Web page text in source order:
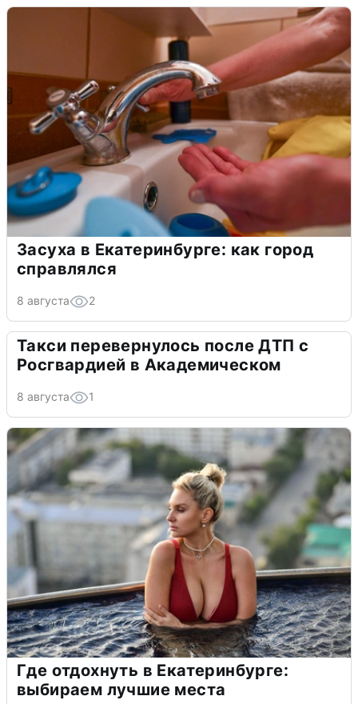
Засуха в Екатеринбурге: как город
справлялся
8 августа 2
Такси перевернулось после ДТП с
Росгвардией в Академическом
8 августа 1
Где отдохнуть в Екатеринбурге:
выбираем лучшие места